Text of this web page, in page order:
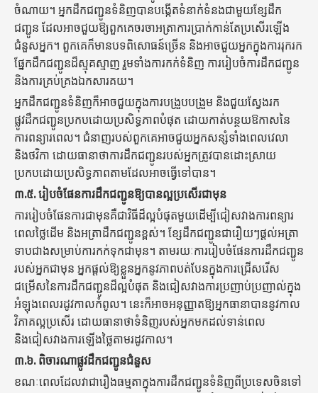
ចំណាយ។ អ្នកដឹកជញ្ជូនទំនិញបានបង្កើតទំនាក់ទំនងជាមួយខ្សែដឹក
ជញ្ជូន ដែលអាចជួយឱ្យពួកគេចរចាអត្រាការប្រាក់កាន់តែប្រសើរឡើង
ជំនួសអ្នក។ ពួកគេក៏មានបទពិសោធន៍ច្រើន និងអាចជួយអ្នកក្នុងការរុករក
ផ្នែកដឹកជញ្ជូនដ៏ស្មុគស្មាញ រួមទាំងការកក់ទំនិញ ការរៀបចំការដឹកជញ្ជូន
និងការគ្រប់គ្រងឯកសារគយ។
អ្នកដឹកជញ្ជូនទំនិញក៏អាចជួយក្នុងការបង្រួបបង្រួម និងជួយស្វែងរក
ផ្លូវដឹកជញ្ជូនប្រកបដោយប្រសិទ្ធភាពបំផុត ដោយកាត់បន្ថយឱកាសនៃ
ការពន្យារពេល។ ជំនាញរបស់ពួកគេអាចជួយអ្នកសន្សំទាំងពេលវេលា
និងថវិកា ដោយធានាថាការដឹកជញ្ជូនរបស់អ្នកត្រូវបានដោះស្រាយ
ប្រកបដោយប្រសិទ្ធភាពតាមដែលអាចធ្វើទៅបាន។
៣.៥.រៀបចំផែនការដឹកជញ្ជូនឱ្យបានល្អប្រសើរជាមុន
ការរៀបចំផែនការជាមុនគឺជាវិធីដ៏ល្អបំផុតមួយដើម្បីជៀសវាងការពន្យារ
ពេលថ្លៃដើម និងអត្រាដឹកជញ្ជូនខ្ពស់។ ខ្សែដឹកជញ្ជូនជារឿយៗផ្តល់អត្រា
ទាបជាងសម្រាប់ការកក់ទុកជាមុន។ តាមរយៈការរៀបចំផែនការដឹកជញ្ជូន
របស់អ្នកជាមុន អ្នកផ្តល់ឱ្យខ្លួនអ្នកនូវភាពបត់បែនក្នុងការជ្រើសរើស
ជម្រើសនៃការដឹកជញ្ជូនដ៏ល្អបំផុត និងជៀសវាងការប្រញាប់ប្រញាល់ក្នុង
អំឡុងពេលរដូវកាលកំពូល។ នេះក៏អាចអនុញ្ញាតឱ្យអ្នកធានាបាននូវកាល
វិភាគល្អប្រសើរ ដោយធានាថាទំនិញរបស់អ្នកមកដល់ទាន់ពេល
និងជៀសវាងការឡើងថ្លៃតាមរដូវកាល។
៣.៦. ពិចារណាផ្លូវដឹកជញ្ជូនជំនួស
ខណៈពេលដែលវាជារឿងធម្មតាក្នុងការដឹកជញ្ជូនទំនិញពីប្រទេសចិនទៅ